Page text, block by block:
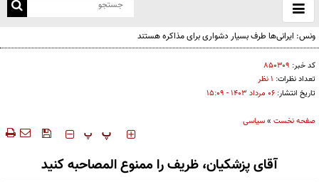
باز
و
کد خبر: ۸۵۰۳۰۹
تعداد نظرات: ۱ نظر
تاریخ انتشار: ۰۶ مرداد ۱۴۰۳ - ۱۵:۰۹
صفحه نخست »سیاسی
‍‍‍ پ پ
آقای پزشکیان، ظریف را ممنوع المصاحبه کنید